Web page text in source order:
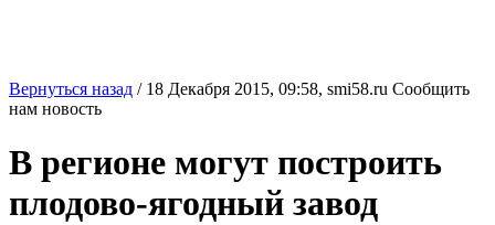
Вернуться назад / 18 Декабря 2015, 09:58, smi58.ru Сообщить
нам новость
В регионе могут построить
плодово-ягодный завод